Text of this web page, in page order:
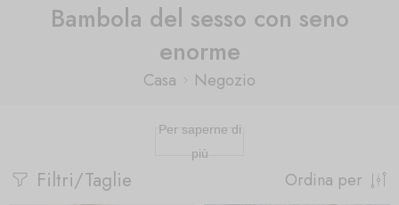
Bambola del sesso con seno
enorme
Casa Negozio
Per saperne di
più
Filtri/Taglie Ordina per